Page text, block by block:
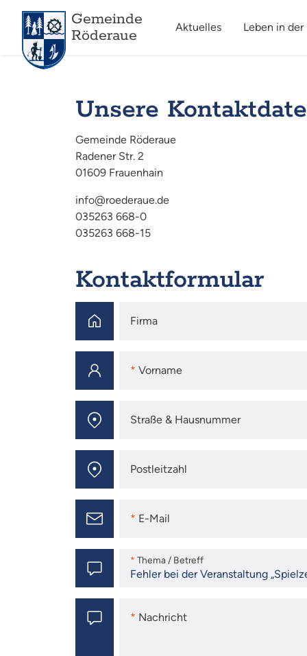
Gemeinde
Röderaue
Aktuelles Leben in der
Unsere
Gemeinde Röderaue
Radener Str. 2
01609 Frauenhain
info@roederaue.de
035263 668-0
035263 668-15
Kontaktformular
Firma Firma
Vorname Vorname
Straße & Hausnummer
Straße & Hausnummer
PostleitzahlPostleitzahl
E-Mail E-Mail
Thema / Betreff
Thema / Betreff
Nachricht Nachricht